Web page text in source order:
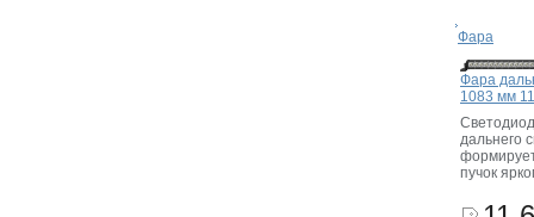
Фара
Фара
1083 мм
дальнего
пучок